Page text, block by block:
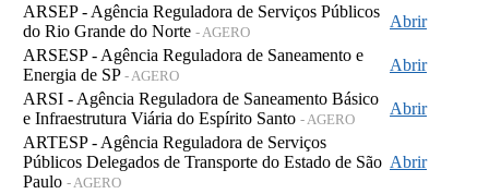
ARSEP - Agência Reguladora de Serviços Públicos
do Rio Grande do Norte - AGERO
Abrir
ARSESP - Agência Reguladora de Saneamento e
Energia de SP - AGERO
Abrir
ARSI - Agência Reguladora de Saneamento Básico
e Infraestrutura Viária do Espírito Santo - AGERO
Abrir
ARTESP - Agência Reguladora de Serviços
Públicos Delegados de Transporte do Estado de São
Paulo - AGERO
Abrir